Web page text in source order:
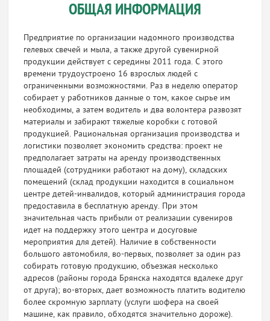
ОБЩАЯ ИНФОРМАЦИЯ
Предприятие по организации надомного производства
гелевых свечей и мыла, а также другой сувенирной
продукции действует с середины 2011 года. С этого
времени трудоустроено 16 взрослых людей с
ограниченными возможностями. Раз в неделю оператор
собирает у работников данные о том, какое сырье им
необходимы, а затем водитель и два волонтера развозят
материалы и забирают тяжелые коробки с готовой
продукцией. Рациональная организация производства и
логистики позволяет экономить средства: проект не
предполагает затраты на аренду производственных
площадей (сотрудники работают на дому), складских
помещений (склад продукции находится в социальном
центре детей-инвалидов, который администрация города
предоставила в бесплатную аренду. При этом
значительная часть прибыли от реализации сувениров
идет на поддержку этого центра и досуговые
мероприятия для детей). Наличие в собственности
большого автомобиля, во-первых, позволяет за один раз
собирать готовую продукцию, объезжая несколько
адресов (районы города Брянска находятся вдалеке друг
от друга); во-вторых, дает возможность платить водителю
более скромную зарплату (услуги шофера на своей
машине, как правило, обходятся значительно дороже).